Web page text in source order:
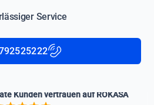
Service
Kunden vertrauen auf ROKASA